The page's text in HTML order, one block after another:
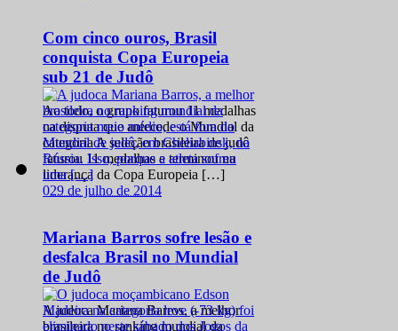
Com cinco ouros, Brasil
conquista Copa Europeia
sub 21 de Judô
Ao todo, o grupo faturou 11 medalhas
na disputa que antecede o Mundial da
categoria A seleção brasileira de judô
faturou 11 medalhas e terminou na
liderança da Copa Europeia […]
029 de julho de 2014
Mariana Barros sofre lesão e
desfalca Brasil no Mundial
de Judô
A judoca Mariana Barros, a melhor
brasileira no ranking mundial da